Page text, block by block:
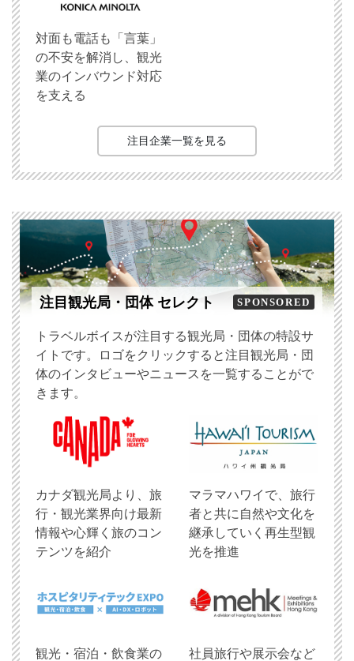
対面も電話も「言葉」
の不安を解消し、観光
業のインバウンド対応
を支える
注目企業一覧を見る
注目観光局・団体 セレクト SPONSORED
トラベルボイスが注目する観光局・団体の特設サ
イトです。ロゴをクリックすると注目観光局・団
体のインタビューやニュースを一覧することがで
きます。
​カナダ観光局より、旅
行・観光業界向け最新
情報や心輝く旅のコン
テンツを紹介
マラマハワイで、旅行
者と共に自然や文化を
継承していく再生型観
光を推進
観光・宿泊・飲食業の
社員旅行や展示会など